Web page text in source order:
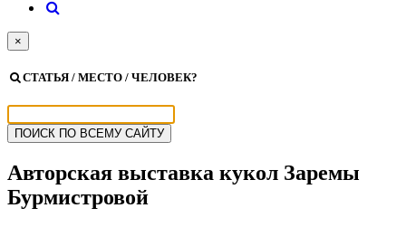
×
СТАТЬЯ / МЕСТО / ЧЕЛОВЕК?
Авторская выставка кукол Заремы
Бурмистровой